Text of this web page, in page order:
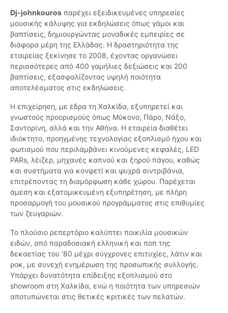
Dj-johnkouros παρέχει εξειδικευμένες υπηρεσίες
μουσικής κάλυψης για εκδηλώσεις όπως γάμοι και
βαπτίσεις, δημιουργώντας μοναδικές εμπειρίες σε
διάφορα μέρη της Ελλάδας. Η δραστηριότητα της
εταιρείας ξεκίνησε το 2008, έχοντας οργανώσει
περισσότερες από 400 γαμήλιες δεξιώσεις και 200
βαπτίσεις, εξασφαλίζοντας υψηλή ποιότητα
αποτελέσματος στις εκδηλώσεις.
Η επιχείρηση, με έδρα τη Χαλκίδα, εξυπηρετεί και
γνωστούς προορισμούς όπως Μύκονο, Πάρο, Νάξο,
Σαντορίνη, αλλά και την Αθήνα. Η εταιρεία διαθέτει
ιδιόκτητο, προηγμένης τεχνολογίας εξοπλισμό ήχου και
φωτισμού που περιλαμβάνει κινούμενες κεφαλές, LED
PARs, λέιζερ, μηχανές καπνού και ξηρού πάγου, καθώς
και συστήματα για κονφετί και ψυχρά σιντριβάνια,
επιτρέποντας τη διαμόρφωση κάθε χώρου. Παρέχεται
άμεση και εξατομικευμένη εξυπηρέτηση, με πλήρη
προσαρμογή του μουσικού προγράμματος στις επιθυμίες
των ζευγαριών.
Το πλούσιο ρεπερτόριο καλύπτει ποικιλία μουσικών
ειδών, από παραδοσιακή ελληνική και ποπ της
δεκαετίας του '80 μέχρι σύγχρονες επιτυχίες, λάτιν και
ροκ, με συνεχή ενημέρωση της προσωπικής συλλογής.
Υπάρχει δυνατότητα επίδειξης εξοπλισμού στο
showroom στη Χαλκίδα, ενώ η ποιότητα των υπηρεσιών
αποτυπώνεται στις θετικές κριτικές των πελατών.